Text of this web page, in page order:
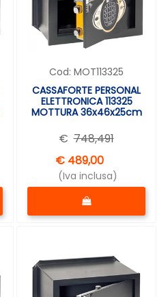
Cod: MOT113325
CASSAFORTE PERSONAL
ELETTRONICA 113325
MOTTURA 36x46x25cm
€ 748,491
€ 489,00
(Iva inclusa)
Quantità